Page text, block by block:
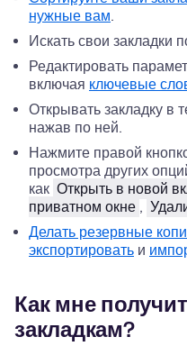
нужные вам.
Искать свои закладки
Редактировать
включая ключевые
Открывать закладку в
нажав по ней.
Нажмите правой
просмотра других
как Открыть в новой
приватном окне ,
Делать резервные
экспортировать и
Как мне
закладкам?